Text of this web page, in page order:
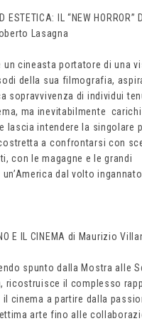
ESTETICA: IL “NEW HORROR”
Lasagna
un cineasta portatore di una
della sua filmografia,
sopravvivenza di individui
ma inevitabilmente carichi
lascia intendere la singolare
a confrontarsi con
con le magagne e le grandi
dal volto
E IL CINEMA di Maurizio
spunto dalla Mostra alle
ricostruisce il complesso
il cinema a partire dalla
arte fino alle